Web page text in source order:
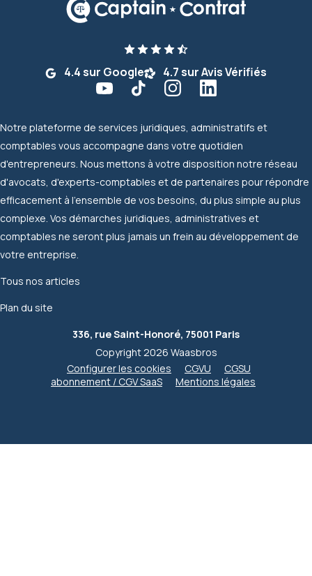
4.4 sur Google 4.7 sur Avis Vérifiés
Notre plateforme de services juridiques, administratifs et
comptables vous accompagne dans votre quotidien
d'entrepreneurs. Nous mettons à votre disposition notre réseau
d'avocats, d'experts-comptables et de partenaires pour répondre
efficacement à l'ensemble de vos besoins, du plus simple au plus
complexe. Vos démarches juridiques, administratives et
comptables ne seront plus jamais un frein au développement de
votre entreprise.
Tous nos articles
Plan du site
336, rue Saint-Honoré, 75001 Paris
Copyright 2026 Waasbros
Configurer les cookies
CGVU
CGSU
abonnement / CGV SaaS
Mentions légales